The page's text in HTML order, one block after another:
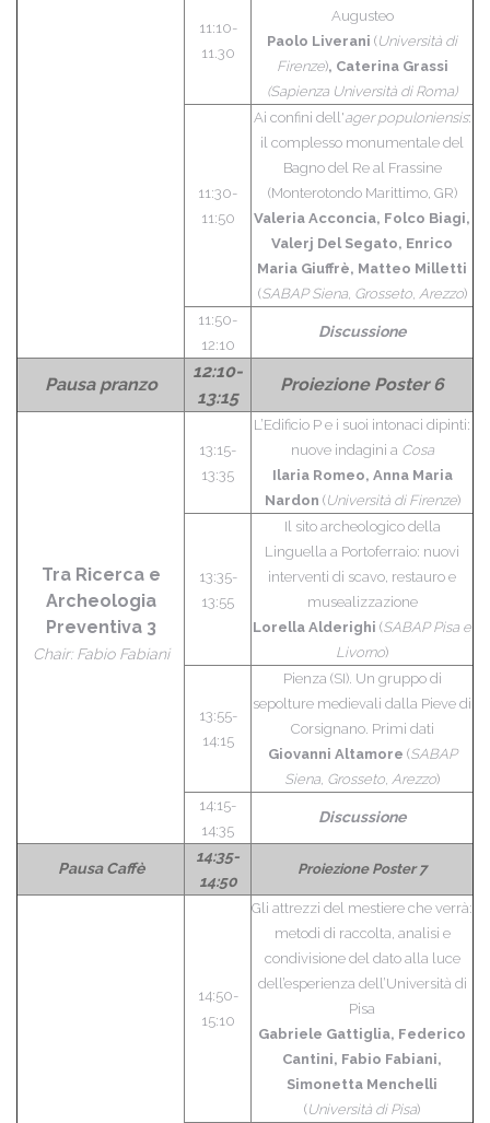
11:10-
11.30
Augusteo
Paolo Liverani (Università di
Firenze), Caterina Grassi
(Sapienza Università di Roma)
11:30-
11:50
Ai confini dell'ager populoniensis:
il complesso monumentale del
Bagno del Re al Frassine
(Monterotondo Marittimo, GR)
Valeria Acconcia, Folco Biagi,
Valerj Del Segato, Enrico
Maria Giuffrè, Matteo Milletti
(SABAP Siena, Grosseto, Arezzo)
11:50-
12:10
Discussione
Pausa pranzo
12:10-
13:15
Proiezione Poster 6
Tra Ricerca e
Archeologia
Preventiva 3
Chair: Fabio Fabiani
13:15-
13:35
L’Edificio P e i suoi intonaci dipinti:
nuove indagini a Cosa
Ilaria Romeo, Anna Maria
Nardon (Università di Firenze)
13:35-
13:55
Il sito archeologico della
Linguella a Portoferraio: nuovi
interventi di scavo, restauro e
musealizzazione
Lorella Alderighi (SABAP Pisa e
Livorno)
13:55-
14:15
Pienza (SI). Un gruppo di
sepolture medievali dalla Pieve di
Corsignano. Primi dati
Giovanni Altamore (SABAP
Siena, Grosseto, Arezzo)
14:15-
14:35
Discussione
Pausa Caffè
14:35-
14:50
Proiezione Poster 7
14:50-
15:10
Gli attrezzi del mestiere che verrà:
metodi di raccolta, analisi e
condivisione del dato alla luce
dell’esperienza dell’Università di
Pisa
Gabriele Gattiglia, Federico
Cantini, Fabio Fabiani,
Simonetta Menchelli
(Università di Pisa)